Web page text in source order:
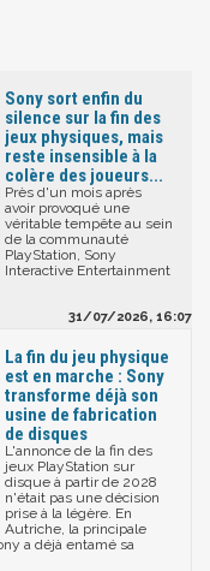
Sony sort enfin du
silence sur la fin des
jeux physiques, mais
reste insensible à la
colère des joueurs...
Près d'un mois après
avoir provoqué une
véritable tempête au sein
de la communauté
PlayStation, Sony
Interactive Entertainment
31/07/2026, 16:07
La fin du jeu physique
est en marche : Sony
transforme déjà son
usine de fabrication
de disques
L'annonce de la fin des
jeux PlayStation sur
disque à partir de 2028
n'était pas une décision
prise à la légère. En
Autriche, la principale
a déjà entamé sa